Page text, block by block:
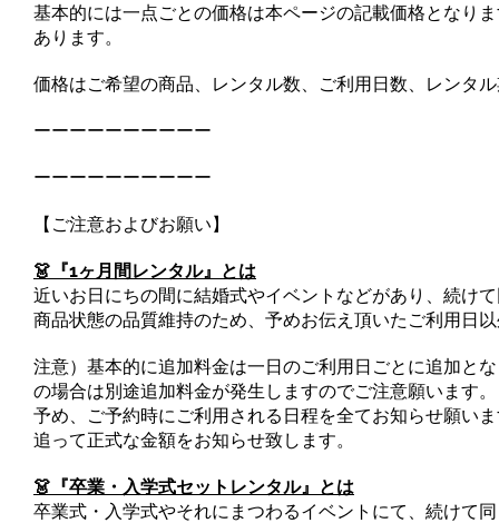
基本的には一点ごとの価格は本ページの記載価格となり
あります。
価格はご希望の商品、レンタル数、ご利用日数、レンタ
ーーーーーーーーーー
ーーーーーーーーーー
【ご注意およびお願い】
👗『1ヶ月間レンタル』とは
近いお日にちの間に結婚式やイベントなどがあり、続け
商品状態の品質維持のため、予めお伝え頂いたご利用日
注意）基本的に追加料金は一日のご利用日ごとに追加と
の場合は別途追加料金が発生しますのでご注意願います。
予め、ご予約時にご利用される日程を全てお知らせ願い
追って正式な金額をお知らせ致します。
👗『卒業・入学式セットレンタル』とは
卒業式・入学式やそれにまつわるイベントにて、続けて